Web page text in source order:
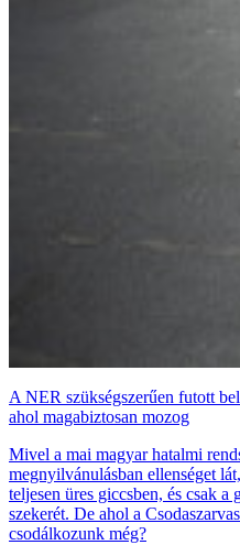
A NER szükségszerűen futott
ahol magabiztosan mozog
Mivel a mai magyar hatalmi
megnyilvánulásban ellenséget
teljesen üres giccsben, és csak
szekerét. De ahol a
csodálkozunk még?